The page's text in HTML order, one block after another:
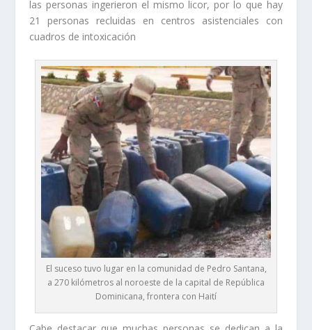
las personas ingerieron el mismo licor, por lo que hay
21 personas recluidas en centros asistenciales con
cuadros de intoxicación
El suceso tuvo lugar en la comunidad de Pedro Santana,
a 270 kilómetros al noroeste de la capital de República
Dominicana, frontera con Haití